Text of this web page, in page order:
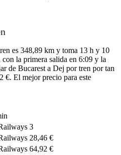
es 348,89 km y toma 13 h y 10
la primera salida en 6:09 y la
de Bucarest a Dej por tren por tan
€. El mejor precio para este
3
28,46 €
64,92 €